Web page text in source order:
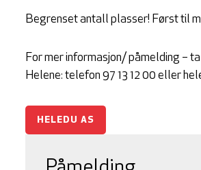
Begrenset antall plasser! Først til
For mer informasjon/ påmelding –
Helene: telefon 97 13 12 00 eller
HELEDU AS